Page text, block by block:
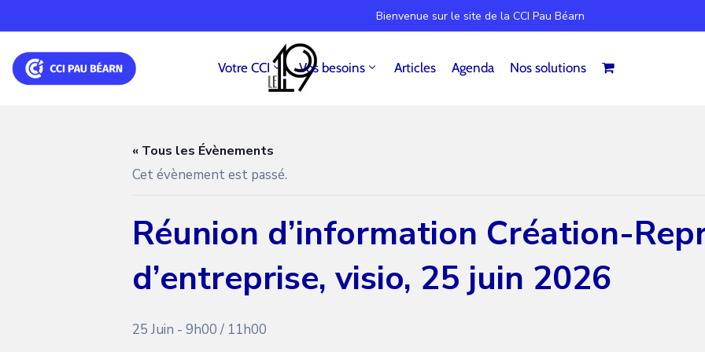
Bienvenue sur le site de la CCI Pau Béarn
Votre CCI Vos besoins Articles Agenda Nos solutions
« Tous les Évènements
Cet évènement est passé.
Réunion d’information Création-
d’entreprise, visio, 25 juin 2026
25 Juin - 9h00/ 11h00